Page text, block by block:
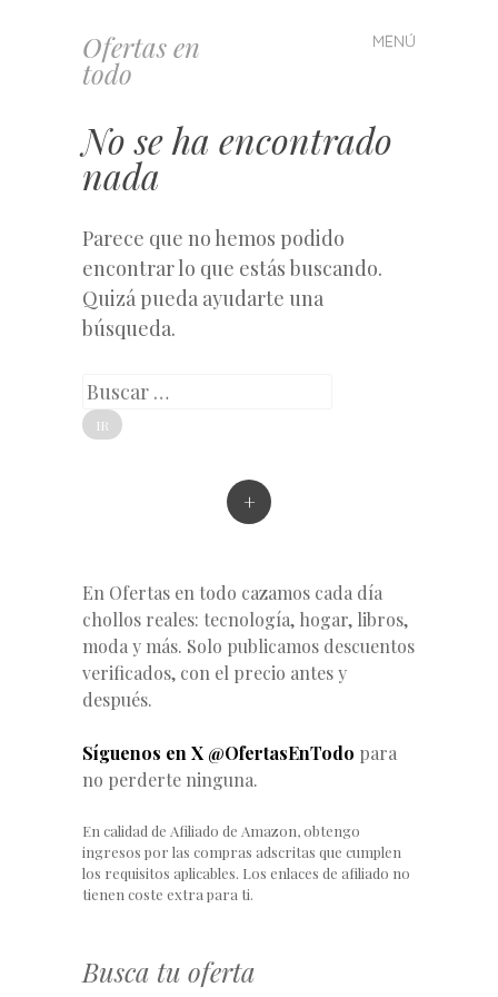
Ofertas en
todo
MENÚ
Saltar
al
No se ha encontrado
nada
Parece que no hemos podido
encontrar lo que estás buscando.
Quizá pueda ayudarte una
búsqueda.
Buscar
+
En Ofertas en todo cazamos cada día
chollos reales: tecnología, hogar, libros,
moda y más. Solo publicamos descuentos
verificados, con el precio antes y
después.
Síguenos en X @OfertasEnTodo para
no perderte ninguna.
En calidad de Afiliado de Amazon, obtengo
ingresos por las compras adscritas que cumplen
los requisitos aplicables. Los enlaces de afiliado no
tienen coste extra para ti.
Busca tu oferta